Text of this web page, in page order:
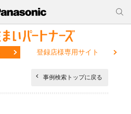
登録店様専用サイト
事例検索トップに戻る